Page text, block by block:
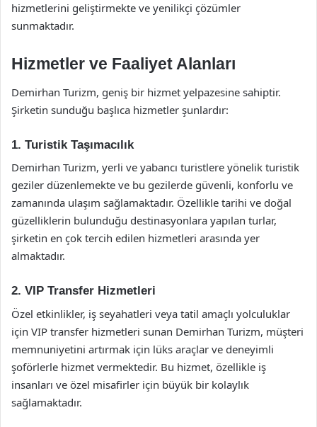
hizmetlerini geliştirmekte ve yenilikçi çözümler
sunmaktadır.
Hizmetler ve Faaliyet Alanları
Demirhan Turizm, geniş bir hizmet yelpazesine sahiptir.
Şirketin sunduğu başlıca hizmetler şunlardır:
1. Turistik Taşımacılık
Demirhan Turizm, yerli ve yabancı turistlere yönelik turistik
geziler düzenlemekte ve bu gezilerde güvenli, konforlu ve
zamanında ulaşım sağlamaktadır. Özellikle tarihi ve doğal
güzelliklerin bulunduğu destinasyonlara yapılan turlar,
şirketin en çok tercih edilen hizmetleri arasında yer
almaktadır.
2. VIP Transfer Hizmetleri
Özel etkinlikler, iş seyahatleri veya tatil amaçlı yolculuklar
için VIP transfer hizmetleri sunan Demirhan Turizm, müşteri
memnuniyetini artırmak için lüks araçlar ve deneyimli
şoförlerle hizmet vermektedir. Bu hizmet, özellikle iş
insanları ve özel misafirler için büyük bir kolaylık
sağlamaktadır.